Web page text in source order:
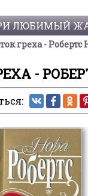
ЛЮБИМЫЙ
греха - Робертс
-